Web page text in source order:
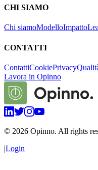
CHI SIAMO
Chi siamoModelloImpatto
CONTATTI
ContattiCookiePrivacy
Lavora in Opinno
© 2026 Opinno. All rights
|Login